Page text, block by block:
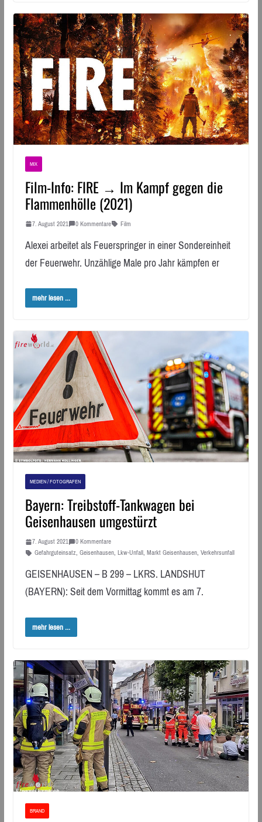
MIX
Film-Info: FIRE → Im Kampf gegen die
Flammenhölle (2021)
7. August 2021 0 Kommentare Film
Alexei arbeitet als Feuerspringer in einer Sondereinheit
der Feuerwehr. Unzählige Male pro Jahr kämpfen er
mehr lesen ...
MEDIEN / FOTOGRAFEN
Bayern: Treibstoff-Tankwagen bei
Geisenhausen umgestürzt
7. August 2021
0 Kommentare
Gefahrguteinsatz, Geisenhausen, Lkw-Unfall, Markt Geisenhausen, Verkehrsunfall
GEISENHAUSEN – B 299 – LKRS. LANDSHUT
(BAYERN): Seit dem Vormittag kommt es am 7.
mehr lesen ...
BRAND